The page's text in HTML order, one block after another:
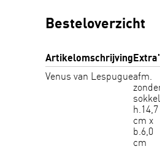
Besteloverzicht
Artikelomschrijving
Venus van Lespugueafm.
sokkel
h.14,7
cm x
b.6,0
cm